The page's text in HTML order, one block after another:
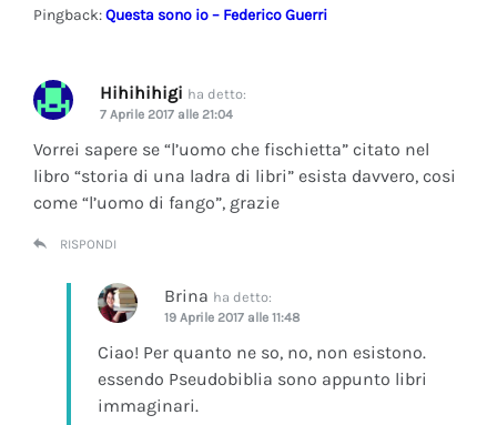
Pingback:Questa sono io – Federico Guerri
Hihihihigi ha detto:
7 Aprile 2017 alle 21:04
Vorrei sapere se “l’uomo che fischietta” citato nel
libro “storia di una ladra di libri” esista davvero, cosi
come “l’uomo di fango”, grazie
RISPONDI
Brina ha detto:
19 Aprile 2017 alle 11:48
Ciao! Per quanto ne so, no, non esistono.
essendo Pseudobiblia sono appunto libri
immaginari.